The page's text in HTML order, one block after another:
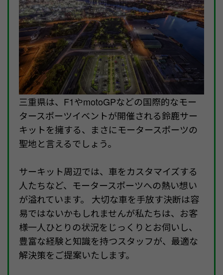
三重県は、F1やmotoGPなどの国際的なモー
タースポーツイベントが開催される鈴鹿サー
キットを擁する、まさにモータースポーツの
聖地と言えるでしょう。
サーキット周辺では、車をカスタマイズする
人たちなど、モータースポーツへの熱い想い
が溢れています。 大切な車を手放す決断は容
易ではないかもしれませんが私たちは、お客
様一人ひとりの状況をじっくりとお伺いし、
豊富な経験と知識を持つスタッフが、最適な
解決策をご提案いたします。